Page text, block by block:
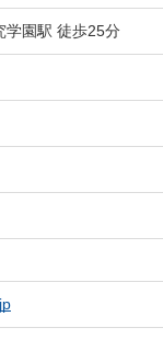
学園駅 徒歩25分